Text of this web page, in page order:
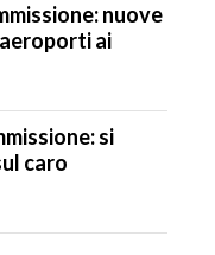
nuove
ai
si
caro